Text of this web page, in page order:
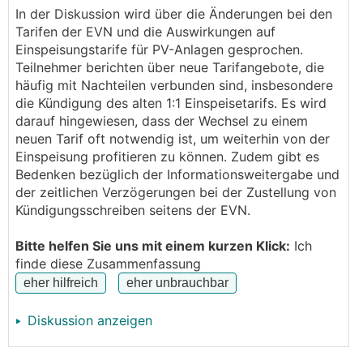
Besonders nett finde ich die Info, dass man 1-2
Wochen vor der Kündigung darüber informiert wird,
welcher neue Vertrag angeboten wird eine 1:1
Vergütung gibt es dann nicht mehr.
Ein Schelm der denkt, die wollen nicht, dass man viel
Zeit hat sich nach Alternativen umzusehen.
Ich habe noch eine Preisgarantie - aber ich denk
sobald diese vorbei ist wird die Kündigung folgen.
Da ich davon ausgehe, dass es allen anderen Kunden
auch so ergehen wird, starte ich dieses Thema um
Ideen zu den besten Alternativen zum EVN
Sonnenstrom zu finden.
Christoph
In der Diskussion wird über die Änderungen bei den
Tarifen der EVN und die Auswirkungen auf
Einspeisungstarife für PV-Anlagen gesprochen.
Teilnehmer berichten über neue Tarifangebote, die
häufig mit Nachteilen verbunden sind, insbesondere
die Kündigung des alten 1:1 Einspeisetarifs. Es wird
darauf hingewiesen, dass der Wechsel zu einem
neuen Tarif oft notwendig ist, um weiterhin von der
Einspeisung profitieren zu können. Zudem gibt es
Bedenken bezüglich der Informationsweitergabe und
der zeitlichen Verzögerungen bei der Zustellung von
Kündigungsschreiben seitens der EVN.
Bitte helfen Sie uns mit einem kurzen Klick: Ich
finde diese Zusammenfassung
Diskussion anzeigen